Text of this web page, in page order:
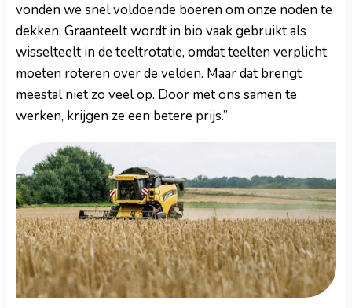
vonden we snel voldoende boeren om onze noden te
dekken. Graanteelt wordt in bio vaak gebruikt als
wisselteelt in de teeltrotatie, omdat teelten verplicht
moeten roteren over de velden. Maar dat brengt
meestal niet zo veel op. Door met ons samen te
werken, krijgen ze een betere prijs.”